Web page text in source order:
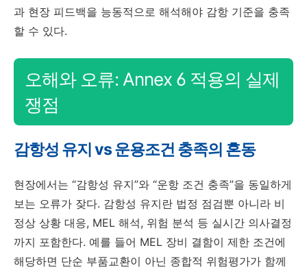
과 현장 피드백을 능동적으로 해석해야 감항 기준을 충족
할 수 있다.
오해와 오류: Annex 6 적용의 실제
쟁점
감항성 유지 vs 운용조건 충족의 혼동
현장에서는 “감항성 유지”와 “운항 조건 충족”을 동일하게
보는 오류가 잦다. 감항성 유지란 법정 점검뿐 아니라 비
정상 상황 대응, MEL 해석, 위험 분석 등 실시간 의사결정
까지 포함한다. 예를 들어 MEL 장비 결함이 제한 조건에
해당하면 단순 부품교환이 아닌 종합적 위험평가가 함께